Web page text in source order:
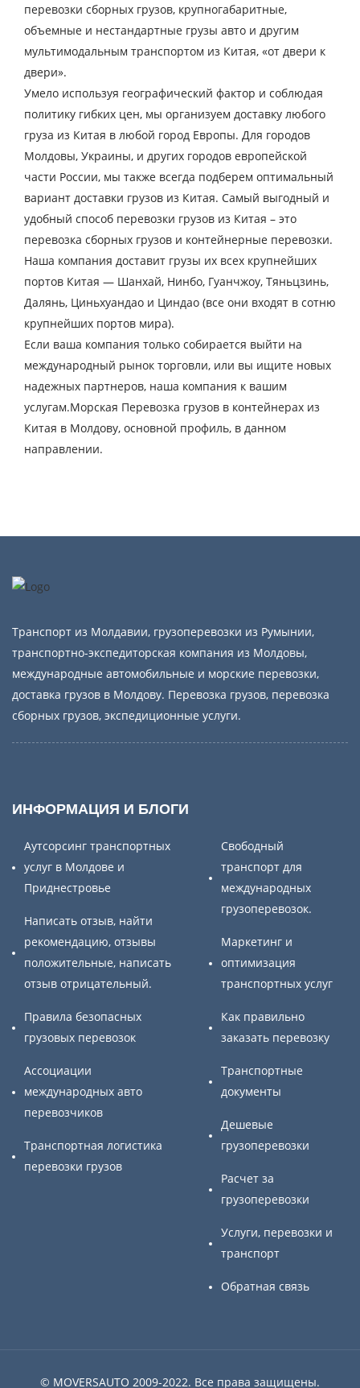
перевозки сборных грузов, крупногабаритные,
объемные и нестандартные грузы авто и другим
мультимодальным транспортом из Китая, «от двери к
двери».
Умело используя географический фактор и соблюдая
политику гибких цен, мы организуем доставку любого
груза из Китая в любой город Европы. Для городов
Молдовы, Украины, и других городов европейской
части России, мы также всегда подберем оптимальный
вариант доставки грузов из Китая. Самый выгодный и
удобный способ перевозки грузов из Китая – это
перевозка сборных грузов и контейнерные перевозки.
Наша компания доставит грузы их всех крупнейших
портов Китая — Шанхай, Нинбо, Гуанчжоу, Тяньцзинь,
Далянь, Циньхуандао и Циндао (все они входят в сотню
крупнейших портов мира).
Если ваша компания только собирается выйти на
международный рынок торговли, или вы ищите новых
надежных партнеров, наша компания к вашим
услугам.Морская Перевозка грузов в контейнерах из
Китая в Молдову, основной профиль, в данном
направлении.
Транспорт из Молдавии, грузоперевозки из Румынии,
транспортно-экспедиторская компания из Молдовы,
международные автомобильные и морские перевозки,
доставка грузов в Молдову. Перевозка грузов, перевозка
сборных грузов, экспедиционные услуги.
ИНФОРМАЦИЯ И БЛОГИ
Аутсорсинг транспортных
услуг в Молдове и
Приднестровье
Написать отзыв, найти
рекомендацию, отзывы
положительные, написать
отзыв отрицательный.
Правила безопасных
грузовых перевозок
Ассоциации
международных авто
перевозчиков
Транспортная логистика
перевозки грузов
Свободный
транспорт для
международных
грузоперевозок.
Маркетинг и
оптимизация
транспортных услуг
Как правильно
заказать перевозку
Транспортные
документы
Дешевые
грузоперевозки
Расчет за
грузоперевозки
Услуги, перевозки и
транспорт
Обратная связь
© MOVERSAUTO 2009-2022. Все права защищены.